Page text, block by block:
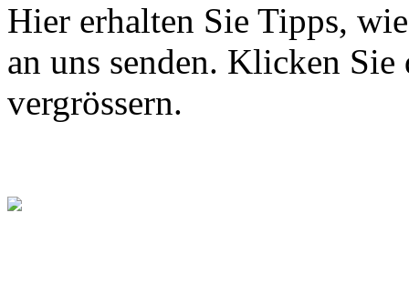
Hier erhalten Sie Tipps,
an uns senden. Klicken
vergrössern.